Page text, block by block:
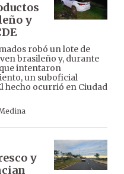
y
robó un lote de
brasileño y, durante
intentaron
un suboficial
hecho ocurrió en Ciudad
y